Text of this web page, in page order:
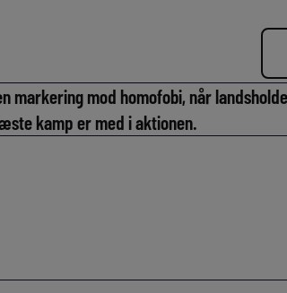
markering mod homofobi, når
kamp er med i aktionen.